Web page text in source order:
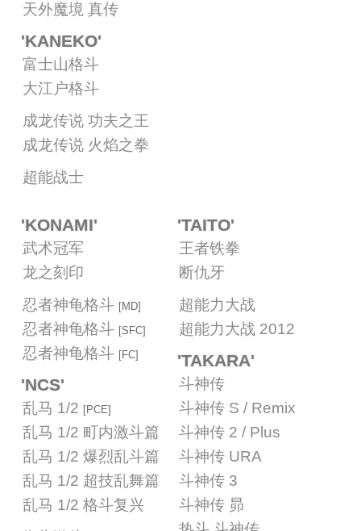
天外魔境 真传
'KANEKO'
富士山格斗
大江户格斗
成龙传说 功夫之王
成龙传说 火焰之拳
超能战士
'KONAMI'
武术冠军
龙之刻印
忍者神龟格斗 [MD]
忍者神龟格斗 [SFC]
忍者神龟格斗 [FC]
'NCS'
乱马 1/2 [PCE]
乱马 1/2 町内激斗篇
乱马 1/2 爆烈乱斗篇
乱马 1/2 超技乱舞篇
乱马 1/2 格斗复兴
'TAITO'
王者铁拳
断仇牙
超能力大战
超能力大战 2012
'TAKARA'
斗神传
斗神传 S / Remix
斗神传 2 / Plus
斗神传 URA
斗神传 3
斗神传 昴